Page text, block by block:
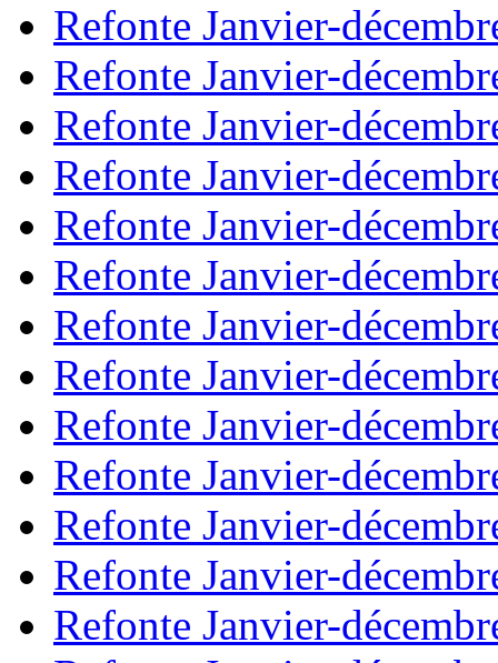
Refonte Janvier-
Refonte Janvier-
Refonte Janvier-
Refonte Janvier-
Refonte Janvier-
Refonte Janvier-
Refonte Janvier-
Refonte Janvier-
Refonte Janvier-
Refonte Janvier-
Refonte Janvier-
Refonte Janvier-
Refonte Janvier-